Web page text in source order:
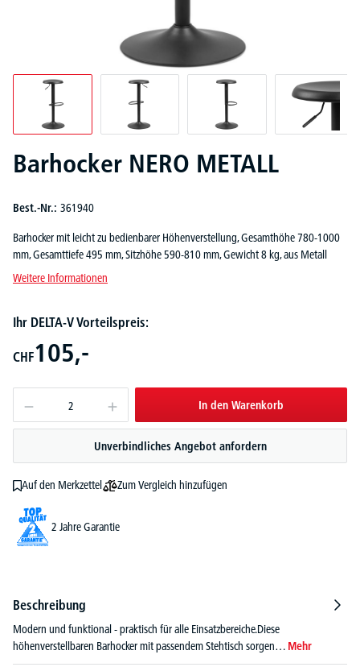
Barhocker NERO METALL
Best.-Nr.: 361940
Barhocker mit leicht zu bedienbarer Höhenverstellung, Gesamthöhe 780-1000
mm, Gesamttiefe 495 mm, Sitzhöhe 590-810 mm, Gewicht 8 kg, aus Metall
Weitere Informationen
Ihr DELTA-V Vorteilspreis:
CHF105,-
In den Warenkorb
Unverbindliches Angebot anfordern
Auf den Merkzettel Zum Vergleich hinzufügen
2 Jahre Garantie
Beschreibung
Modern und funktional - praktisch für alle Einsatzbereiche.Diese
höhenverstellbaren Barhocker mit passendem Stehtisch sorgen… Mehr